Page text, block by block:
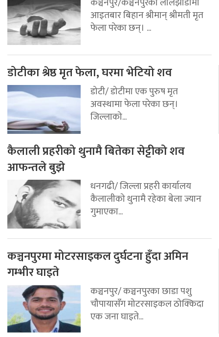
आइतबार बिहान श्रीमान् श्रीमती मृत
फेला परेका छन्। ...
डोटीका श्रेष्ठ मृत फेला, घरमा भेटियो शव
डोटी/ डोटीमा एक पुरुष मृत
अवस्थामा फेला परेका छन्।
जिल्लाको...
कैलाली प्रहरीको थुनामै बितेका सेट्टीको शव
आफन्तले बुझे
धनगढी/ जिल्ला प्रहरी कार्यालय
कैलालीको थुनामै रहेका बेला ज्यान
गुमाएका...
कञ्चनपुरमा मोटरसाइकल दुर्घटना हुँदा अमिन
गम्भीर घाइते
कञ्चनपुर/ कञ्चनपुरका छाडा पशु
चौपायासँग मोटरसाइकल ठोक्किदा
एक जना घाइते...